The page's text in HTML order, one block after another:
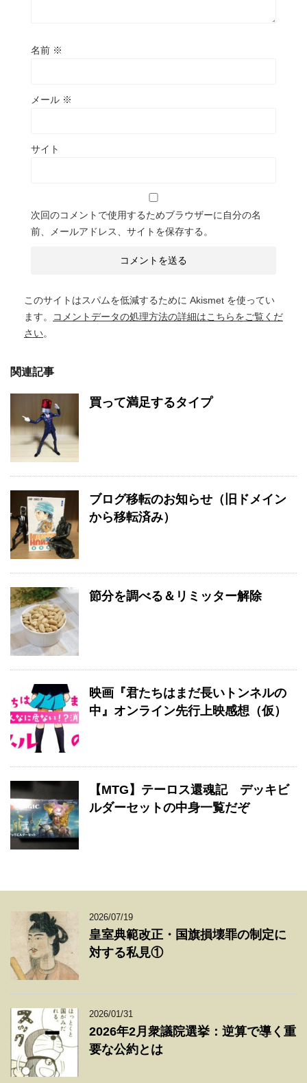
名前 ※
メール ※
サイト
次回のコメントで使用するためブラウザーに自分の名
前、メールアドレス、サイトを保存する。
このサイトはスパムを低減するために Akismet を使ってい
ます。
コメントデータの処理方法の詳細はこちらをご覧くだ
さい。
関連記事
買って満足するタイプ
ブログ移転のお知らせ（旧ドメイン
から移転済み）
節分を調べる＆リミッター解除
映画『君たちはまだ長いトンネルの
中』オンライン先行上映感想（仮）
【MTG】テーロス還魂記 デッキビ
ルダーセットの中身一覧だぞ
2026/07/19
皇室典範改正・国旗損壊罪の制定に
対する私見①
2026/01/31
2026年2月衆議院選挙：逆算で導く重
要な公約とは